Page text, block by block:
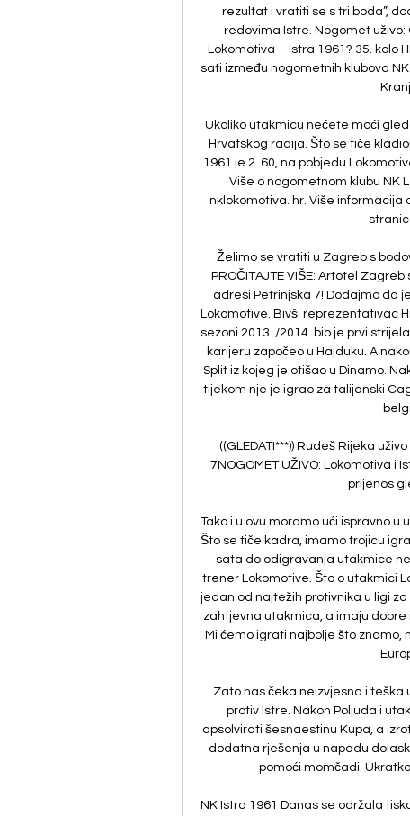
rezultat i vratiti se s tri boda”,
redovima Istre. Nogomet
Lokomotiva – Istra 1961? 35. kolo
sati između nogometnih klubova
Ukoliko utakmicu nećete moći
Hrvatskog radija. Što se tiče
1961 je 2. 60, na pobjedu
Više o nogometnom klubu NK
nklokomotiva. hr. Više informacija
Želimo se vratiti u Zagreb s
PROČITAJTE VIŠE: Artotel
adresi Petrinjska 7! Dodajmo da
Lokomotive. Bivši reprezentativac
sezoni 2013. /2014. bio je prvi
karijeru započeo u Hajduku. A
Split iz kojeg je otišao u Dinamo.
tijekom nje je igrao za talijanski
((GLEDATI***)) Rudeš Rijeka
7NOGOMET UŽIVO: Lokomotiva i
prijenos
Tako i u ovu moramo ući ispravno u
Što se tiče kadra, imamo trojicu
sata do odigravanja utakmice
trener Lokomotive. Što o utakmici
jedan od najtežih protivnika u ligi
zahtjevna utakmica, a imaju
Mi ćemo igrati najbolje što znamo,
Zato nas čeka neizvjesna i teška
protiv Istre. Nakon Poljuda i
apsolvirati šesnaestinu Kupa, a
dodatna rješenja u napadu
pomoći momčadi.
NK Istra 1961 Danas se održala